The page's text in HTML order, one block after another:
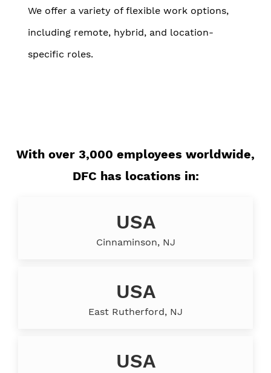
We offer a variety of flexible work options,
including remote, hybrid, and location-
specific roles.
With over 3,000 employees worldwide,
DFC has locations in:
USA
Cinnaminson, NJ
USA
East Rutherford, NJ
USA